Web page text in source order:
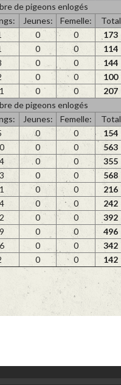
de pigeons enlogés
Jeunes: Femelle:
Total
0 0
173
0 0
114
0 0
144
0 0
100
0 0
207
de pigeons enlogés
Jeunes: Femelle:
Total
0 0
154
0 0
563
0 0
355
0 0
568
0 0
216
0 0
242
0 0
392
0 0
496
0 0
342
0 0 142